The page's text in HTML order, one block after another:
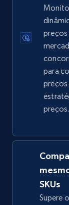
URL,
Seller
more.
eBay -
URL,
Seller
more.
2.5K+
preços
para
preços
preços.
SKUs
Supere